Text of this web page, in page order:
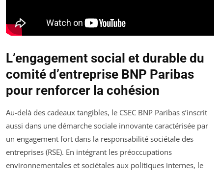
L’engagement social et durable du
comité d’entreprise BNP Paribas
pour renforcer la cohésion
Au-delà des cadeaux tangibles, le CSEC BNP Paribas s’inscrit
aussi dans une démarche sociale innovante caractérisée par
un engagement fort dans la responsabilité sociétale des
entreprises (RSE). En intégrant les préoccupations
environnementales et sociétales aux politiques internes, le